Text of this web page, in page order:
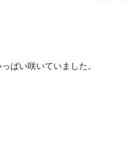
ぱい咲いていました。